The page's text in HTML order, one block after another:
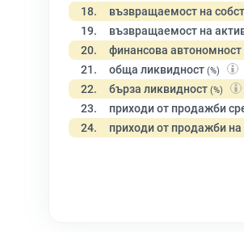
18. възвращаемост на
19. възвращаемост на
20. финансова автономност
21. обща ликвидност (%)
22. бърза ликвидност (%)
23. приходи от продажби
24. приходи от продажби